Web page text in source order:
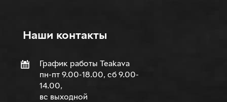
Наши контакты
График работы Teakava
пн-пт 9.00-18.00, сб 9.00-
14.00,
вс выходной